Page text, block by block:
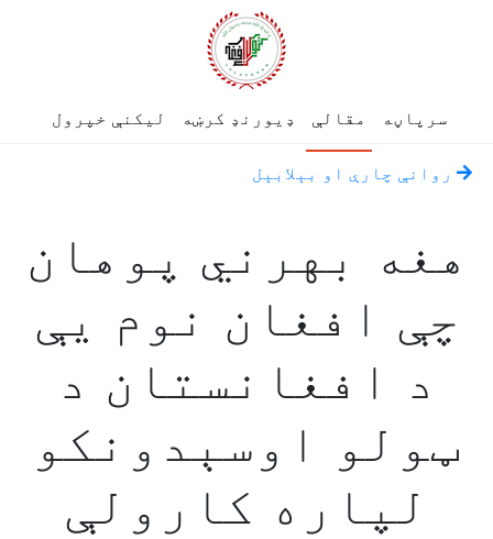
سرپاڼه مقالې ډیورنډ کرښه لیکنې خپرول
روانې چارې او بېلابېل
هغه بهرني پوهان
چې افغان نوم یې
د افغانستان د
ټولو اوسېدونکو
لپاره کارولې